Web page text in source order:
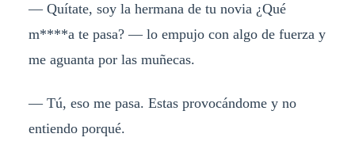
— Quítate, soy la hermana de tu novia ¿Qué
m****a te pasa? — lo empujo con algo de fuerza y
me aguanta por las muñecas.
— Tú, eso me pasa. Estas provocándome y no
entiendo porqué.